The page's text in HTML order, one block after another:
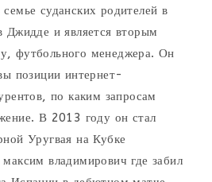
суданских родителей в
Джидде и является вторым
футбольного менеджера. Он
позиции интернет-
по каким запросам
В 2013 году он стал
Уругвая на Кубке
владимирович где забил